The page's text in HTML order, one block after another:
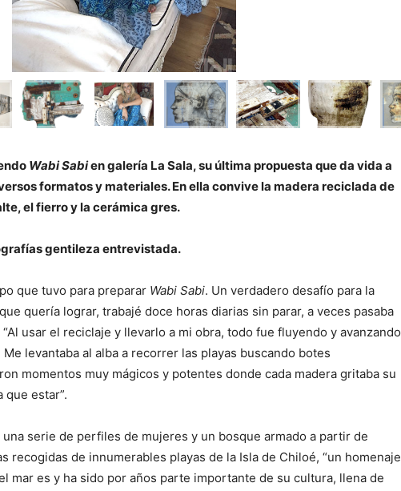
Wabi Sabien galería La Sala, su última propuesta que da vida a
formatos y materiales. En ella convive la madera reciclada de
el fierro y la cerámica gres.
gentileza entrevistada.
que tuvo para preparar Wabi Sabi. Un verdadero desafío para la
quería lograr, trabajé doce horas diarias sin parar, a veces pasaba
usar el reciclaje y llevarlo a mi obra, todo fue fluyendo y avanzando
levantaba al alba a recorrer las playas buscando botes
momentos muy mágicos y potentes donde cada madera gritaba su
que estar”.
serie de perfiles de mujeres y un bosque armado a partir de
recogidas de innumerables playas de la Isla de Chiloé, “un homenaje
mar es y ha sido por años parte importante de su cultura, llena de